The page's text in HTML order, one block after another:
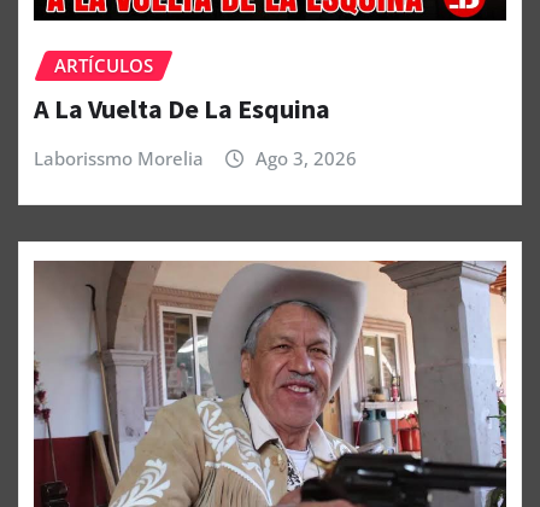
ARTÍCULOS
A La Vuelta De La Esquina
Laborissmo Morelia Ago 3, 2026